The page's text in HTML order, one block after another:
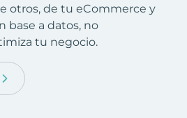
otros, de tu eCommerce y
base a datos, no
tu negocio.